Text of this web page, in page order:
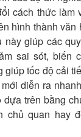
cách thức làm
hình thành văn
giúp các
sai sót, biến
giúp tốc độ cải
diễn ra
trên bằng
chủ quan hay